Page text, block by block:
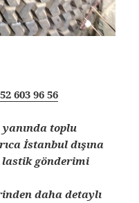
603 96 56
yanında toplu
İstanbul dışına
lastik gönderimi
daha detaylı